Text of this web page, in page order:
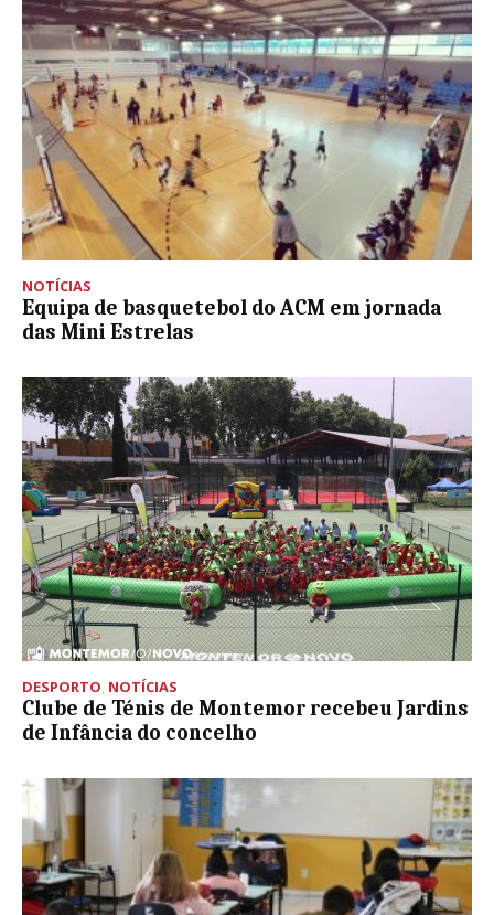
NOTÍCIAS
Equipa de basquetebol do ACM em jornada
das Mini Estrelas
DESPORTO, NOTÍCIAS
Clube de Ténis de Montemor recebeu Jardins
de Infância do concelho